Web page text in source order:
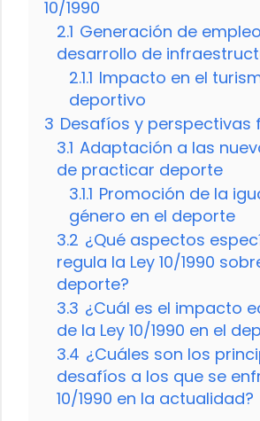
10/1990
2.1 Generación de
desarrollo de
2.1.1 Impacto en el
deportivo
3 Desafíos y perspectivas
3.1 Adaptación a las
de practicar deporte
3.1.1 Promoción de la
género en el deporte
3.2 ¿Qué aspectos
regula la Ley 10/1990
deporte?
3.3 ¿Cuál es el impacto
de la Ley 10/1990 en el
3.4 ¿Cuáles son los
desafíos a los que se
10/1990 en la actualidad?